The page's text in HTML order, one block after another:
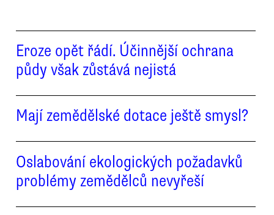
Eroze opět řádí. Účinnější ochrana
půdy však zůstává nejistá
Mají zemědělské dotace ještě smysl?
Oslabování ekologických požadavků
problémy zemědělců nevyřeší